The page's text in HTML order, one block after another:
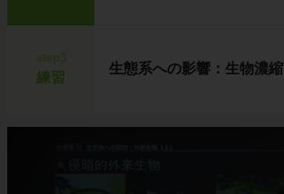
練習
生態系への影響：生物濃縮